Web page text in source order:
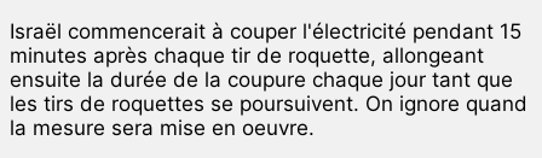
Israël commencerait à couper l'électricité pendant 15
minutes après chaque tir de roquette, allongeant
ensuite la durée de la coupure chaque jour tant que
les tirs de roquettes se poursuivent. On ignore quand
la mesure sera mise en oeuvre.